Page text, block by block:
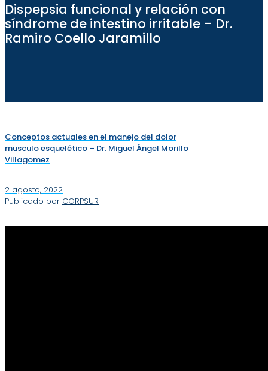
Dispepsia funcional y relación con
síndrome de intestino irritable – Dr.
Ramiro Coello Jaramillo
Conceptos actuales en el manejo del dolor
musculo esquelético – Dr. Miguel Ángel Morillo
Villagomez
2 agosto, 2022
Publicado por CORPSUR